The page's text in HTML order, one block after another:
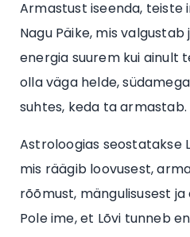
Armastust iseenda, teiste
Nagu Päike, mis
energia suurem kui ainult
olla väga helde,
suhtes, keda ta armastab.
Astroloogias seostatakse
mis räägib loovusest,
rõõmust, mängulisusest
Pole ime, et Lõvi tunneb